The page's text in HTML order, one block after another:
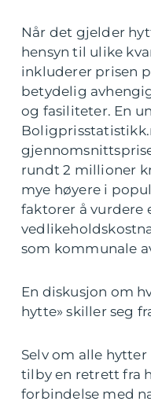
Når det gjelder
hensyn til ulike
inkluderer prisen
betydelig
og fasiliteter. En
rundt 2 millioner
mye høyere i
faktorer å vurdere
som kommunale
En diskusjon om
hytte» skiller seg
Selv om alle
tilby en retrett fra
forbindelse med